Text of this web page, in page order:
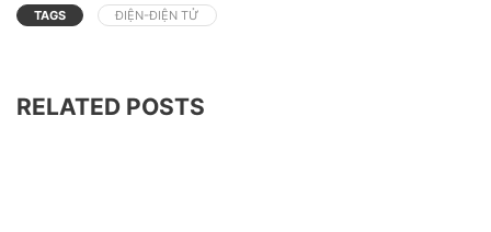
TAGS ĐIỆN-ĐIỆN TỬ
RELATED POSTS